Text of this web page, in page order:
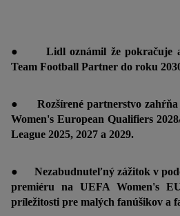
● Lidl oznámil že pokračuje
Team Football Partner do roku
●Rozšírené partnerstvo
Women's European Qualifiers
League 2025, 2027 a 2029.
● Nezabudnuteľný zážitok v
premiéru na UEFA Women's
príležitosti pre malých fanúšikov a